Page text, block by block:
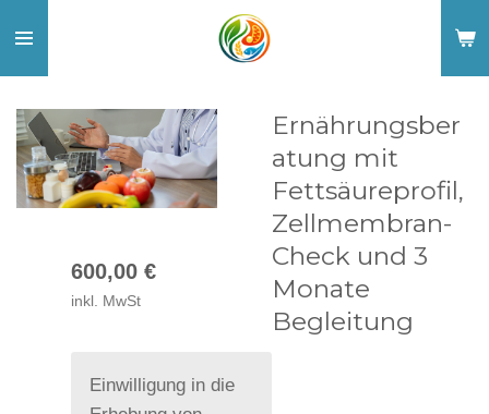
springen
Ernährungsber
atung mit
Fettsäureprofil,
Zellmembran-
Check und 3
Monate
Begleitung
600,00 €
inkl. MwSt
Einwilligung in die